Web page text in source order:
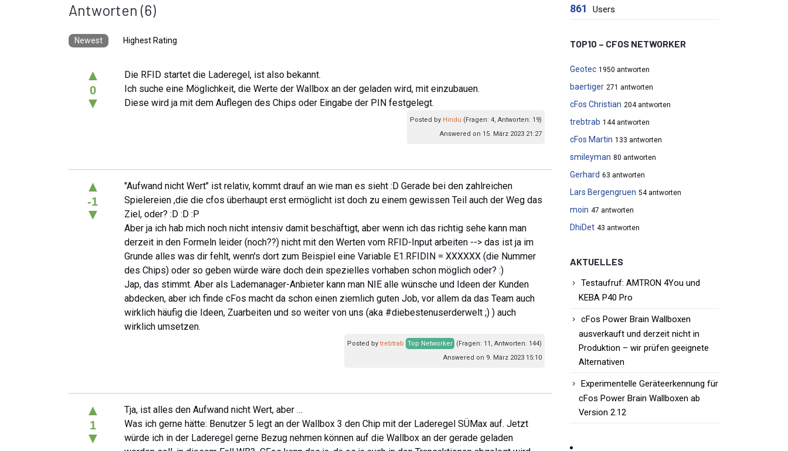
Antworten (6)
Newest Highest Rating
▲
0
▼
Die RFID startet die Laderegel, ist also bekannt.
Ich suche eine Möglichkeit, die Werte der Wallbox an der geladen wird, mit einzubauen.
Diese wird ja mit dem Auflegen des Chips oder Eingabe der PIN festgelegt.
Posted by Hindu (Fragen: 4, Antworten: 19)
Answered on 15. März 2023 21:27
▲
-1
▼
"Aufwand nicht Wert" ist relativ, kommt drauf an wie man es sieht :D Gerade bei den zahlreichen
Spielereien ,die die cfos überhaupt erst ermöglicht ist doch zu einem gewissen Teil auch der Weg das
Ziel, oder? :D :D :P
Aber ja ich hab mich noch nicht intensiv damit beschäftigt, aber wenn ich das richtig sehe kann man
derzeit in den Formeln leider (noch??) nicht mit den Werten vom RFID-Input arbeiten --> das ist ja im
Grunde alles was dir fehlt, wenn's dort zum Beispiel eine Variable E1.RFIDIN = XXXXXX (die Nummer
des Chips) oder so geben würde wäre doch dein spezielles vorhaben schon möglich oder? :)
Jap, das stimmt. Aber als Lademanager-Anbieter kann man NIE alle wünsche und Ideen der Kunden
abdecken, aber ich finde cFos macht da schon einen ziemlich guten Job, vor allem da das Team auch
wirklich häufig die Ideen, Zuarbeiten und so weiter von uns (aka #diebestenuserderwelt ;) ) auch
wirklich umsetzen.
Posted by trebtrab Top Networker (Fragen: 11, Antworten: 144)
Answered on 9. März 2023 15:10
▲
1
▼
Tja, ist alles den Aufwand nicht Wert, aber …
Was ich gerne hätte: Benutzer 5 legt an der Wallbox 3 den Chip mit der Laderegel SÜMax auf. Jetzt
würde ich in der Laderegel gerne Bezug nehmen können auf die Wallbox an der gerade geladen
861 Users
TOP10 – CFOS NETWORKER
Geotec 1950 antworten
baertiger 271 antworten
cFos Christian 204 antworten
trebtrab 144 antworten
cFos Martin 133 antworten
smileyman 80 antworten
Gerhard 63 antworten
Lars Bergengruen 54 antworten
moin 47 antworten
DhiDet 43 antworten
AKTUELLES
Testaufruf: AMTRON 4You und
KEBA P40 Pro
cFos Power Brain Wallboxen
ausverkauft und derzeit nicht in
Produktion – wir prüfen geeignete
Alternativen
Experimentelle Geräteerkennung für
cFos Power Brain Wallboxen ab
Version 2.12